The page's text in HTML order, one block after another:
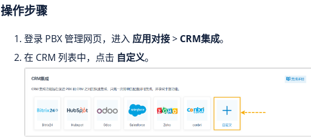
操作步骤
登录 PBX 管理网页，进入 应用对接> CRM集成。
在 CRM 列表中，点击 自定义。